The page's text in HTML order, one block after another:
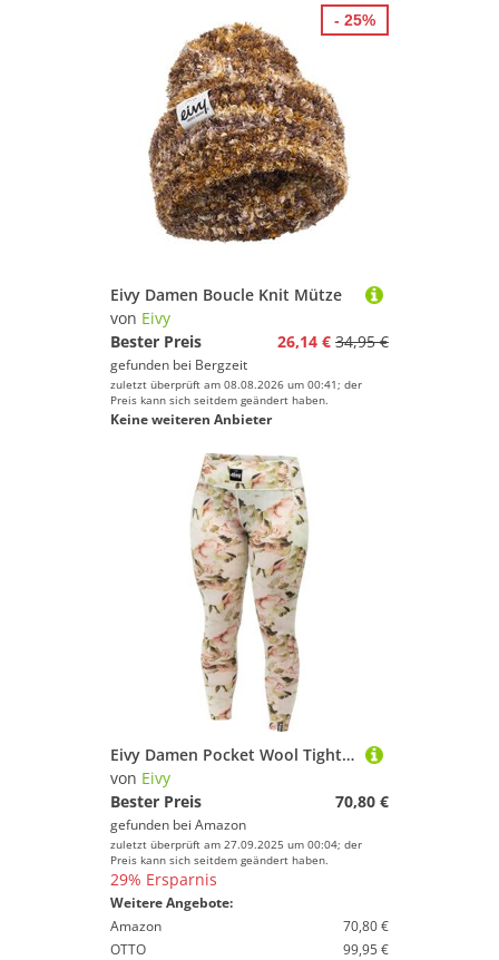
Eivy Damen Boucle Knit Mütze
von Eivy
Bester Preis
26,14 € 34,95 €
gefunden bei Bergzeit
zuletzt überprüft am 08.08.2026 um 00:41; der
Preis kann sich seitdem geändert haben.
Keine weiteren Anbieter
- 25%
Eivy Damen Pocket Wool Tights Leggings
von Eivy
Bester Preis
70,80 €
gefunden bei Amazon
zuletzt überprüft am 27.09.2025 um 00:04; der
Preis kann sich seitdem geändert haben.
29% Ersparnis
Weitere Angebote:
Amazon
70,80 €
OTTO
99,95 €